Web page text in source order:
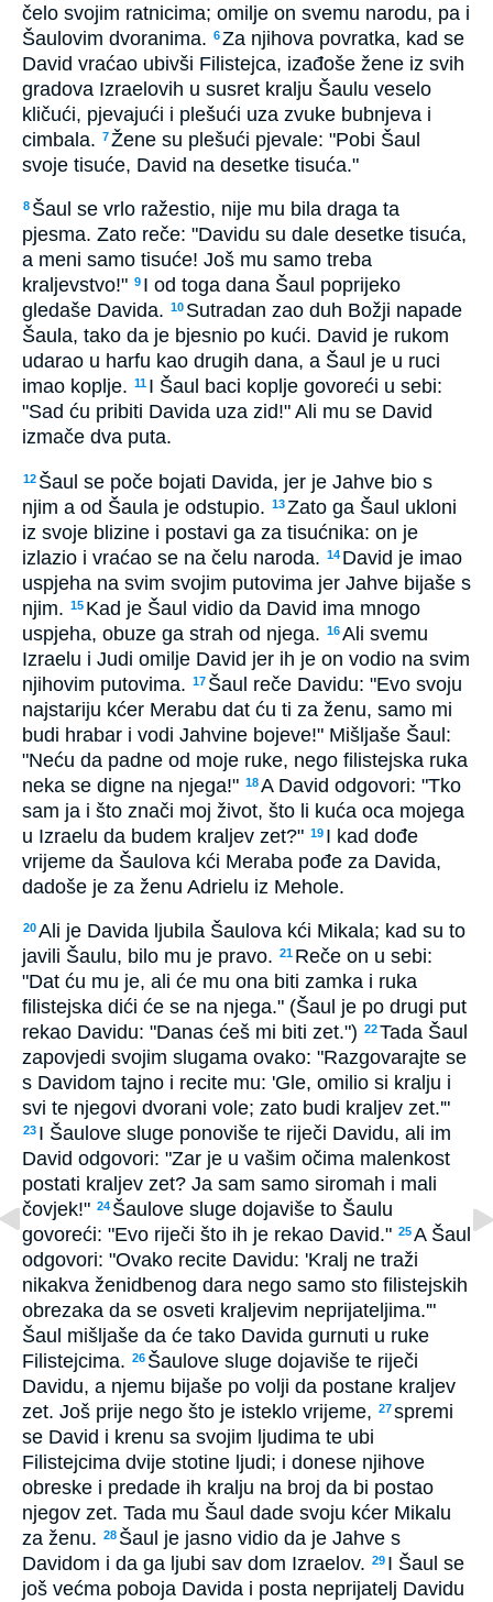
čelo svojim ratnicima; omilje on svemu narodu, pa i
Šaulovim dvoranima. 6Za njihova povratka, kad se
David vraćao ubivši Filistejca, izađoše žene iz svih
gradova Izraelovih u susret kralju Šaulu veselo
kličući, pjevajući i plešući uza zvuke bubnjeva i
cimbala. 7Žene su plešući pjevale: "Pobi Šaul
svoje tisuće, David na desetke tisuća."
8 Šaul se vrlo ražestio, nije mu bila draga ta
pjesma. Zato reče: "Davidu su dale desetke tisuća,
a meni samo tisuće! Još mu samo treba
kraljevstvo!" 9 I od toga dana Šaul poprijeko
gledaše Davida. 10 Sutradan zao duh Božji napade
Šaula, tako da je bjesnio po kući. David je rukom
udarao u harfu kao drugih dana, a Šaul je u ruci
imao koplje. 11 I Šaul baci koplje govoreći u sebi:
"Sad ću pribiti Davida uza zid!" Ali mu se David
izmače dva puta.
12 Šaul se poče bojati Davida, jer je Jahve bio s
njim a od Šaula je odstupio. 13Zato ga Šaul ukloni
iz svoje blizine i postavi ga za tisućnika: on je
izlazio i vraćao se na čelu naroda. 14 David je imao
uspjeha na svim svojim putovima jer Jahve bijaše s
njim. 15 Kad je Šaul vidio da David ima mnogo
uspjeha, obuze ga strah od njega. 16Ali svemu
Izraelu i Judi omilje David jer ih je on vodio na svim
njihovim putovima. 17 Šaul reče Davidu: "Evo svoju
najstariju kćer Merabu dat ću ti za ženu, samo mi
budi hrabar i vodi Jahvine bojeve!" Mišljaše Šaul:
"Neću da padne od moje ruke, nego filistejska ruka
neka se digne na njega!" 18A David odgovori: "Tko
sam ja i što znači moj život, što li kuća oca mojega
u Izraelu da budem kraljev zet?" 19 I kad dođe
vrijeme da Šaulova kći Meraba pođe za Davida,
dadoše je za ženu Adrielu iz Mehole.
20Ali je Davida ljubila Šaulova kći Mikala; kad su to
javili Šaulu, bilo mu je pravo. 21 Reče on u sebi:
"Dat ću mu je, ali će mu ona biti zamka i ruka
filistejska dići će se na njega." (Šaul je po drugi put
rekao Davidu: "Danas ćeš mi biti zet.") 22Tada Šaul
zapovjedi svojim slugama ovako: "Razgovarajte se
s Davidom tajno i recite mu: 'Gle, omilio si kralju i
svi te njegovi dvorani vole; zato budi kraljev zet.'"
23 I Šaulove sluge ponoviše te riječi Davidu, ali im
David odgovori: "Zar je u vašim očima malenkost
postati kraljev zet? Ja sam samo siromah i mali
čovjek!" 24 Šaulove sluge dojaviše to Šaulu
govoreći: "Evo riječi što ih je rekao David." 25A Šaul
odgovori: "Ovako recite Davidu: 'Kralj ne traži
nikakva ženidbenog dara nego samo sto filistejskih
obrezaka da se osveti kraljevim neprijateljima.'"
Šaul mišljaše da će tako Davida gurnuti u ruke
Filistejcima. 26 Šaulove sluge dojaviše te riječi
Davidu, a njemu bijaše po volji da postane kraljev
zet. Još prije nego što je isteklo vrijeme, 27spremi
se David i krenu sa svojim ljudima te ubi
Filistejcima dvije stotine ljudi; i donese njihove
obreske i predade ih kralju na broj da bi postao
njegov zet. Tada mu Šaul dade svoju kćer Mikalu
za ženu. 28 Šaul je jasno vidio da je Jahve s
Davidom i da ga ljubi sav dom Izraelov. 29 I Šaul se
još većma poboja Davida i posta neprijatelj Davidu